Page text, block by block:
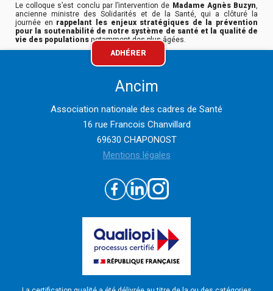
Le colloque s’est conclu par l’intervention de Madame Agnès Buzyn,
ancienne ministre des Solidarités et de la Santé, qui a clôturé la
journée en rappelant les enjeux stratégiques de la prévention
pour la soutenabilité de notre système de santé et la qualité de
vie des populations notamment des plus âgées.
ADHÉRER
Ancim
Association nationale des cadres de Santé
16 rue Francois Chanvillard
69630 CHAPONOST
Mentions légales